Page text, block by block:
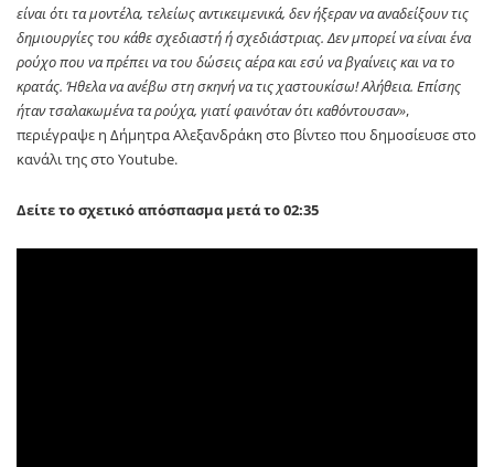
είναι ότι τα μοντέλα, τελείως αντικειμενικά, δεν ήξεραν να αναδείξουν τις
δημιουργίες του κάθε σχεδιαστή ή σχεδιάστριας. Δεν μπορεί να είναι ένα
ρούχο που να πρέπει να του δώσεις αέρα και εσύ να βγαίνεις και να το
κρατάς. Ήθελα να ανέβω στη σκηνή να τις χαστουκίσω! Αλήθεια. Επίσης
ήταν τσαλακωμένα τα ρούχα, γιατί φαινόταν ότι καθόντουσαν»,
περιέγραψε η Δήμητρα Αλεξανδράκη στο βίντεο που δημοσίευσε στο
κανάλι της στο Youtube.
Δείτε το σχετικό απόσπασμα μετά το 02:35